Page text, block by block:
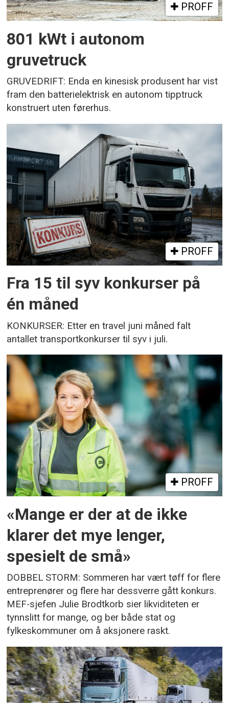
PROFF
801 kWt i autonom
gruvetruck
GRUVEDRIFT: Enda en kinesisk produsent har vist
fram den batterielektrisk en autonom tipptruck
konstruert uten førerhus.
PROFF
Fra 15 til syv konkurser på
én måned
KONKURSER: Etter en travel juni måned falt
antallet transportkonkurser til syv i juli.
PROFF
«Mange er der at de ikke
klarer det mye lenger,
spesielt de små»
DOBBEL STORM: Sommeren har vært tøff for flere
entreprenører og flere har dessverre gått konkurs.
MEF-sjefen Julie Brodtkorb sier likviditeten er
tynnslitt for mange, og ber både stat og
fylkeskommuner om å aksjonere raskt.